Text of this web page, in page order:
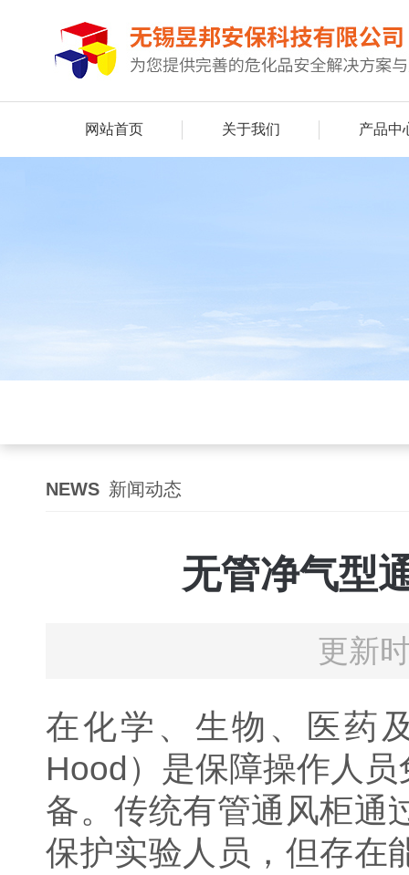
网站首页 关于我们 产品中
NEWS 新闻动态
无管净气型
更新
在化学、生物、医药
Hood）是保障操作人
备。传统有管通风柜通
保护实验人员，但存在